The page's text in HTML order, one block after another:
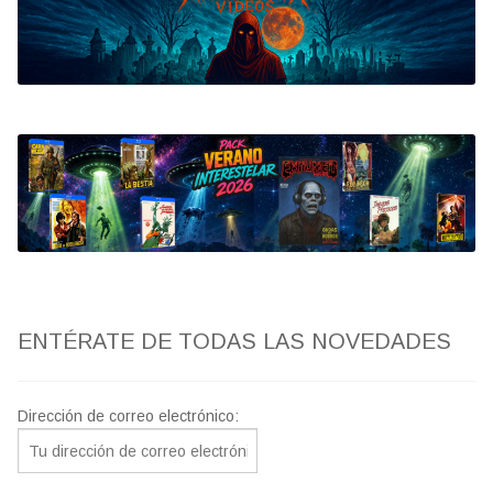
Bluray
Clasificada S
artwork
fantaterror
Jesús Franco
ENTÉRATE DE TODAS LAS NOVEDADES
Dirección de correo electrónico: